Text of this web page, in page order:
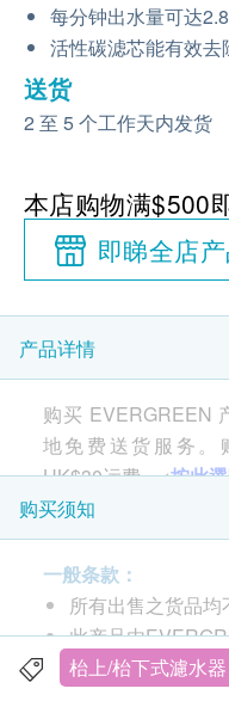
每分钟出水量可达
活性碳滤芯能有效
送货
2 至 5 个工作天内发货
本店购物满$500
即睇全店
产品详情
购买 EVERGREEN
地免费送货服务。
HK$30运费。<按此
产品介绍:
适用于3M -
系统，功能与
产品型号Model
尺寸Dimension :
购买须知
一般条款：
所有出售之货品均
此产品由
如有任何争议，
枱上/枱下式濾水